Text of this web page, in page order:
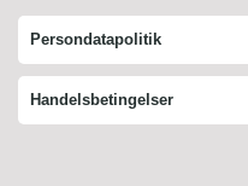
Persondatapolitik
Handelsbetingelser